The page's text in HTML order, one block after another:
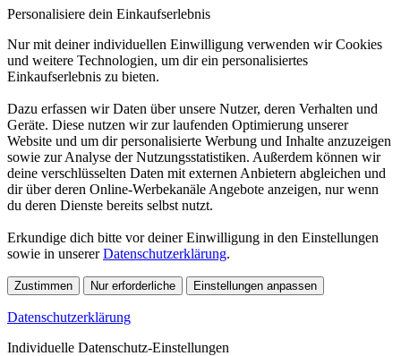
Personalisiere dein Einkaufserlebnis
Nur mit deiner individuellen Einwilligung verwenden wir Cookies
und weitere Technologien, um dir ein personalisiertes
Einkaufserlebnis zu bieten.
Dazu erfassen wir Daten über unsere Nutzer, deren Verhalten und
Geräte. Diese nutzen wir zur laufenden Optimierung unserer
Website und um dir personalisierte Werbung und Inhalte anzuzeigen
sowie zur Analyse der Nutzungsstatistiken. Außerdem können wir
deine verschlüsselten Daten mit externen Anbietern abgleichen und
dir über deren Online-Werbekanäle Angebote anzeigen, nur wenn
du deren Dienste bereits selbst nutzt.
Erkundige dich bitte vor deiner Einwilligung in den Einstellungen
sowie in unsererDatenschutzerklärung.
Zustimmen Nur erforderliche Einstellungen anpassen
Datenschutzerklärung
Individuelle Datenschutz-Einstellungen